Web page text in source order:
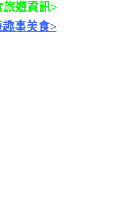
遊資訊>
事美食>